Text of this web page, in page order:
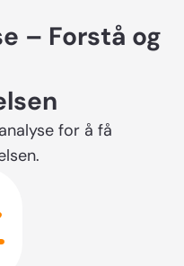
– Forstå og
for å få